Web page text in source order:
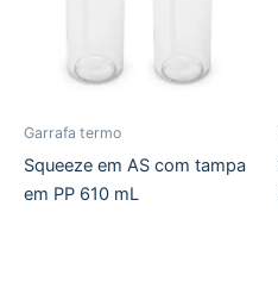
Garrafa termo
Squeeze em AS com tampa
em PP 610 mL